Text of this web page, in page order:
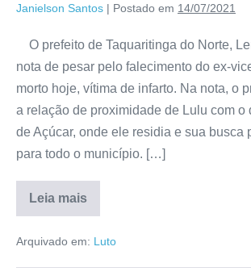
Janielson Santos | Postado em 14/07/2021
O prefeito de Taquaritinga do Norte,
nota de pesar pelo falecimento do ex-
morto hoje, vítima de infarto. Na nota, o
a relação de proximidade de Lulu com o
de Açúcar, onde ele residia e sua busca
para todo o município. […]
Leia mais
Arquivado em: Luto